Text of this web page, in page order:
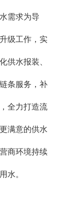
需求为导
级工作，实
供水报装、
条服务，补
全力打造流
满意的供水
商环境持续
水。